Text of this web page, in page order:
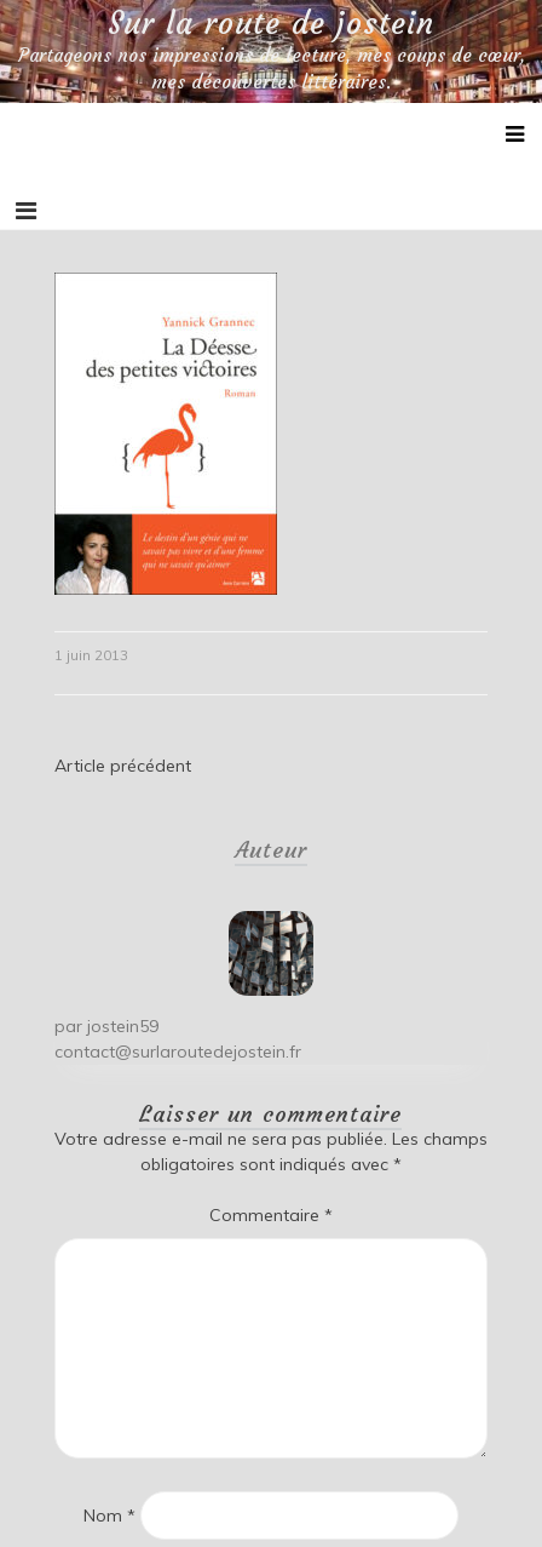
Skip
to
content
Sur la route de jostein
Partageons nos impressions de lecture, mes coups de cœur,
mes découvertes littéraires.
1 juin 2013
Navigation
Article précédent
Auteur
par jostein59
contact@surlaroutedejostein.fr
Laisser un commentaire
Votre adresse e-mail ne sera pas publiée. Les champs
obligatoires sont indiqués avec *
Commentaire *
Nom *